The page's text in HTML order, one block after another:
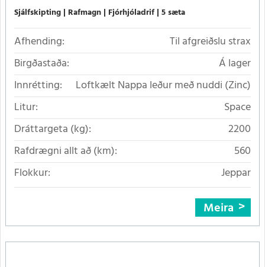
Sjálfskipting Rafmagn Fjórhjóladrif 5 sæta
Afhending:
Til afgreiðslu strax
Birgðastaða:
Á lager
Innrétting:
Loftkælt Nappa leður með nuddi (Zinc)
Litur:
Space
Dráttargeta (kg):
2200
Rafdrægni allt að (km):
560
Flokkur:
Jeppar
Meira